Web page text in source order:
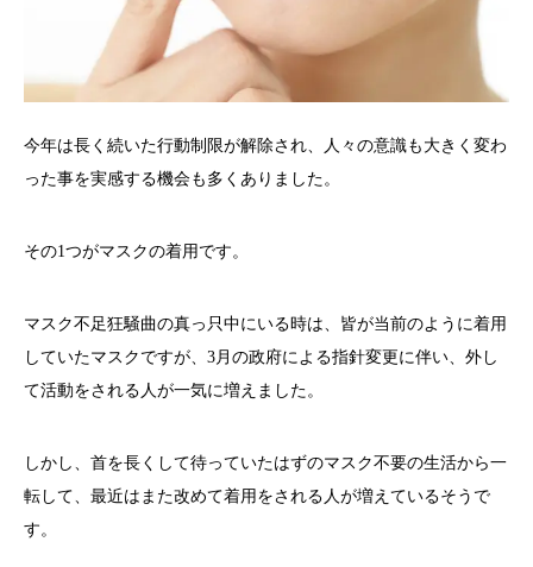
今年は長く続いた行動制限が解除され、人々の意識も大きく変わ
った事を実感する機会も多くありました。
その1つがマスクの着用です。
マスク不足狂騒曲の真っ只中にいる時は、皆が当前のように着用
していたマスクですが、3月の政府による指針変更に伴い、外し
て活動をされる人が一気に増えました。
しかし、首を長くして待っていたはずのマスク不要の生活から一
転して、最近はまた改めて着用をされる人が増えているそうで
す。